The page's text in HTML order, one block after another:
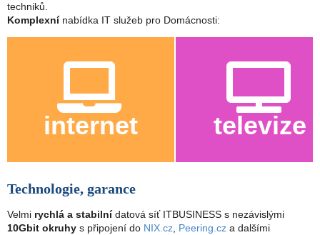
techniků.
Komplexnínabídka IT služeb pro Domácnosti:
internet televize
Technologie, garance
Velmi rychlá a stabilnídatová síť ITBUSINESS s nezávislými
10Gbit okruhy s připojení do NIX.cz, Peering.cz a dalšími